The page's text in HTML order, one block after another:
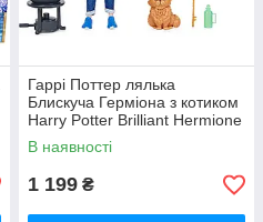
Гаррі Поттер лялька
Блискуча Герміона з котиком
Harry Potter Brilliant Hermione
Granger
В наявності
1 199 ₴